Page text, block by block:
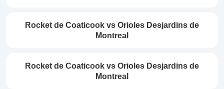
Rocket de Coaticook vs Orioles Desjardins de
Montreal
Rocket de Coaticook vs Orioles Desjardins de
Montreal